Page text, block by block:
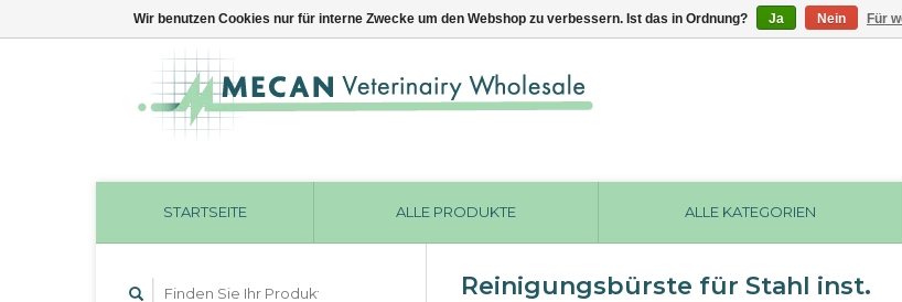
STARTSEITE ALLE PRODUKTE ALLE KATEGORIEN
Reinigungsbürste für Stahl inst.
Wir benutzen Cookies nur für interne Zwecke um den Webshop zu verbessern. Ist das in Ordnung? Ja Nein Für